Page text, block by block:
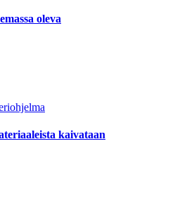
oleva
kaivataan